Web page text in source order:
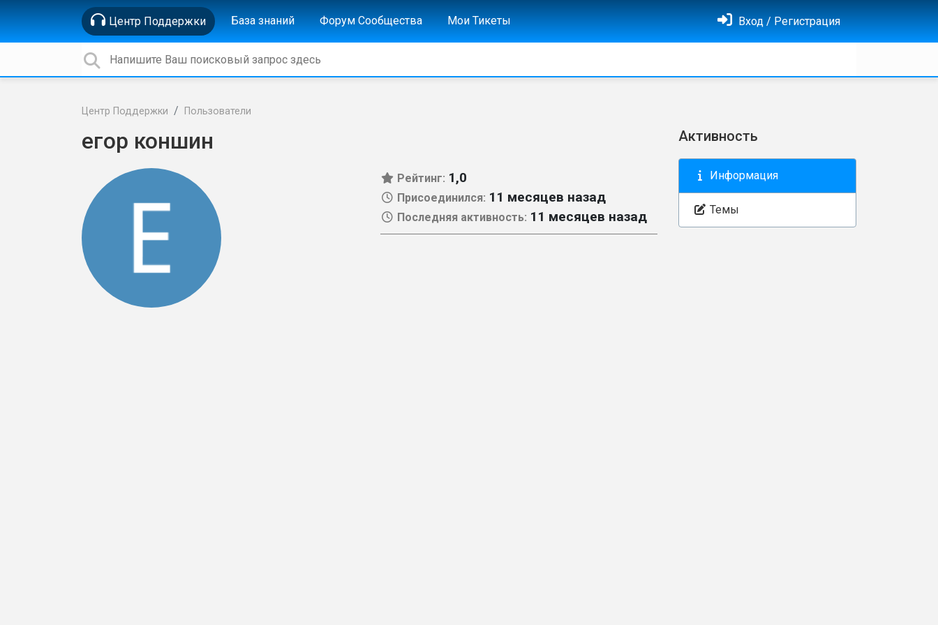
Центр Поддержки База знаний Форум Сообщества Мои Тикеты Вход / Регистрация
Центр Поддержки Пользователи
егор коншин
Рейтинг: 1,0
Присоединился: 11 месяцев назад
Последняя активность: 11 месяцев назад
Активность
Информация
Темы